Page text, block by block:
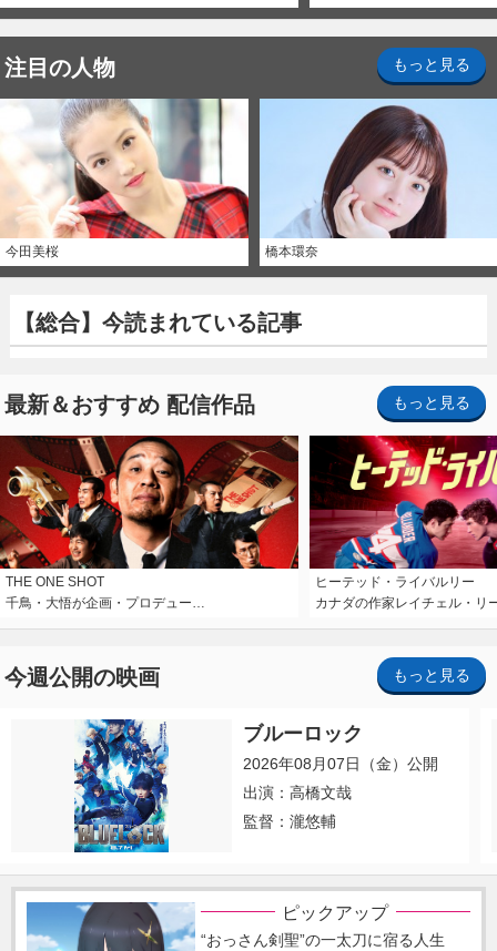
注目の人物 もっと見る
今田美桜 橋本環奈
【総合】今読まれている記事
最新＆おすすめ 配信作品 もっと見る
THE ONE SHOT
千鳥・大悟が企画・プロデュー…
ヒーテッド・ライバルリー
カナダの作家レイチェル・リ
今週公開の映画 もっと見る
ブルーロック
2026年08月07日（金）公開
出演：高橋文哉
監督：瀧悠輔
ピックアップ
“おっさん剣聖”の一太刀に宿る人生